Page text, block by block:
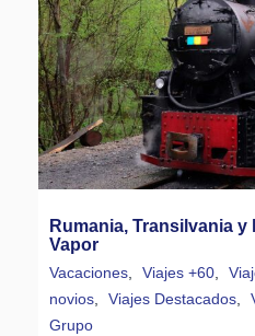
Rumania, Transilvania
Vapor
Vacaciones, Viajes +60,
novios, Viajes Destacados,
Grupo